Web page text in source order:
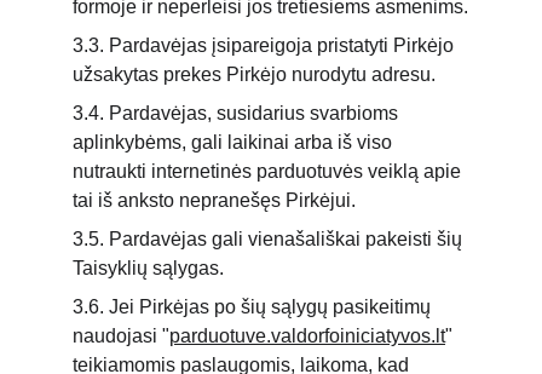
formoje ir neperleisi jos tretiesiems asmenims.
3.3. Pardavėjas įsipareigoja pristatyti Pirkėjo
užsakytas prekes Pirkėjo nurodytu adresu.
3.4. Pardavėjas, susidarius svarbioms
aplinkybėms, gali laikinai arba iš viso
nutraukti internetinės parduotuvės veiklą apie
tai iš anksto nepranešęs Pirkėjui.
3.5. Pardavėjas gali vienašališkai pakeisti šių
Taisyklių sąlygas.
3.6. Jei Pirkėjas po šių sąlygų pasikeitimų
naudojasi "parduotuve.valdorfoiniciatyvos.lt"
teikiamomis paslaugomis, laikoma, kad